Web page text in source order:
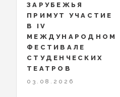
ЗАРУБЕЖЬЯ
ПРИМУТ УЧАСТИЕ
В IV
МЕЖДУНАРОДНОМ
ФЕСТИВАЛЕ
СТУДЕНЧЕСКИХ
ТЕАТРОВ
03.08.2026